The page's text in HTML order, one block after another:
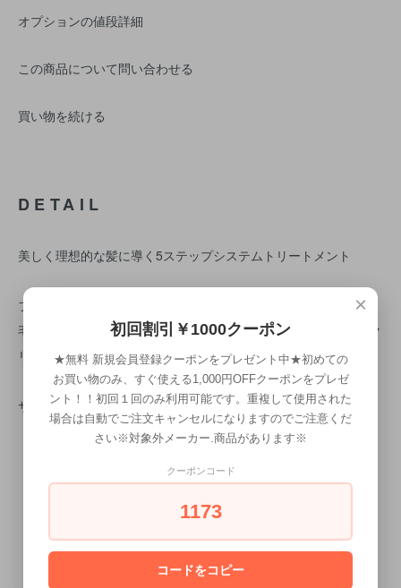
オプションの値段詳細
この商品について問い合わせる
買い物を続ける
DETAIL
美しく理想的な髪に導く5ステップシステムトリートメント
ファルジュア アクトクリーム
毛髪内部を補修し、モイストクリームまたはコンセントレートク
リームが吸着するベースを整えます。
サイズ 500g・500g(詰替)
CALENDAR
×
初回割引￥1000クーポン
★無料 新規会員登録クーポンをプレゼント中★初めての
お買い物のみ、すぐ使える1,000円OFFクーポンをプレゼ
ント！！初回１回のみ利用可能です。重複して使用された
場合は自動でご注文キャンセルになりますのでご注意くだ
さい※対象外メーカー.商品があります※
クーポンコード
1173
コードをコピー